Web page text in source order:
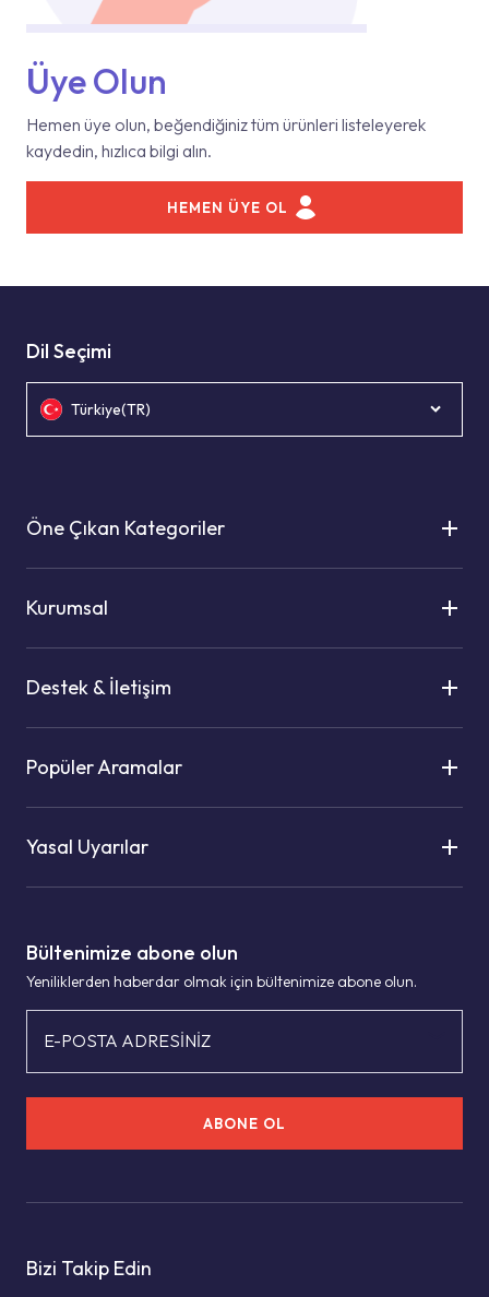
Üye Olun
Hemen üye olun, beğendiğiniz tüm ürünleri listeleyerek
kaydedin, hızlıca bilgi alın.
HEMEN ÜYE OL
Bültenimize abone olun
Yeniliklerden haberdar olmak için bültenimize abone olun.
E-POSTA ADRESİNİZ
ABONE OL
Bizi Takip Edin
Dil Seçimi
Türkiye(TR)
Öne Çıkan Kategoriler
Kurumsal
Destek & İletişim
Popüler Aramalar
Yasal Uyarılar